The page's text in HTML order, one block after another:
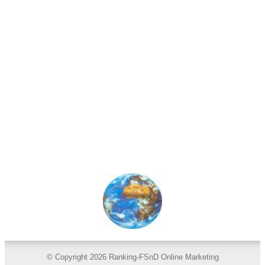
© Copyright 2026 Ranking-FSnD Online Marketing